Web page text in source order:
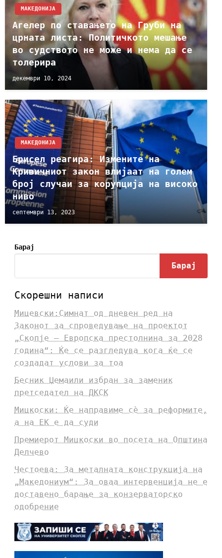
МАКЕДОНИЈА
Агелер по ставањето на Груби на
црната листа: Политичкото мешање
во судството не може и нема да се
толерира
декември 10, 2024
МАКЕДОНИЈА
Брисел реагира: Измените на
Кривичниот закон влијаат на голем
број случаи за корупција на високо
ниво
септември 13, 2023
Барај
Барај
Скорешни написи
Мицевски:Симнат од дневен ред на
Законот за спроведување на проектот
„Скопје – Европска престолнина за 2028
година“: Ќе се разгледува кога ќе се
создадат услови за тоа
Бесник Џемаили избран за заменик
претседател на ДКСК
Мицкоски: Ќе направиме сè за реформите,
а на ЕК е да суди
Премиерот Мицкоски во посета на Општина
Делчево
Честоева: За металната конструкција на
„Македониум“: За оваа интервенција не е
доставено барање за конзерваторско
одобрение